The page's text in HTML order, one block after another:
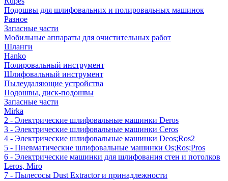
Подошвы для шлифовальних и полировальных машинок
Разное
Запасные части
Мобильные аппараты для очистительных работ
Шланги
Hanko
Полировальный инструмент
Шлифовальный инструмент
Пылеудаляющие устройства
Подошвы, диск-подошвы
Запасные части
Mirka
2 - Электрические шлифовальные машинки Deros
3 - Электрические шлифовальные машинки Ceros
4 - Электрические шлифовальные машинки Deos;Ros2
5 - Пневматические шлифовальные машинки Os;Ros;Pros
6 - Электрические машинки для шлифования стен и потолков
Leros, Miro
7 - Пылесосы Dust Extractor и принадлежности